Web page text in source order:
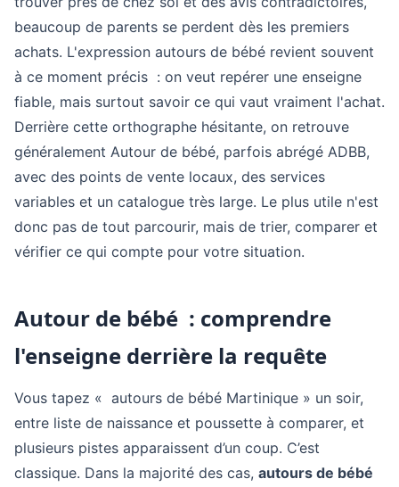
beaucoup de parents se perdent dès les premiers
achats. L'expression autours de bébé revient souvent
à ce moment précis : on veut repérer une enseigne
fiable, mais surtout savoir ce qui vaut vraiment l'achat.
Derrière cette orthographe hésitante, on retrouve
généralement Autour de bébé, parfois abrégé ADBB,
avec des points de vente locaux, des services
variables et un catalogue très large. Le plus utile n'est
donc pas de tout parcourir, mais de trier, comparer et
vérifier ce qui compte pour votre situation.
Autour de bébé : comprendre
l'enseigne derrière la requête
Vous tapez « autours de bébé Martinique » un soir,
entre liste de naissance et poussette à comparer, et
plusieurs pistes apparaissent d’un coup. C’est
classique. Dans la majorité des cas, autours de bébé